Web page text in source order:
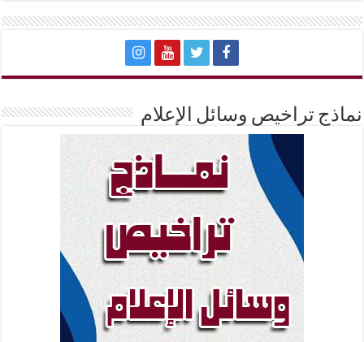
نماذج تراخيص وسائل الإعلام